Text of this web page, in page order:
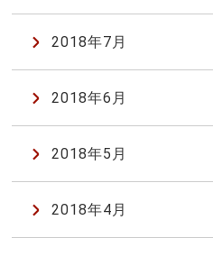
2018年7月
2018年6月
2018年5月
2018年4月